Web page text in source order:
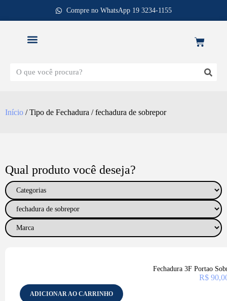
Compre no WhatsApp 19 3234-1155
Início / Tipo de Fechadura / fechadura de sobrepor
Qual produto você deseja?
Fechadura 3F Portao
R$
ADICIONAR AO CARRINHO